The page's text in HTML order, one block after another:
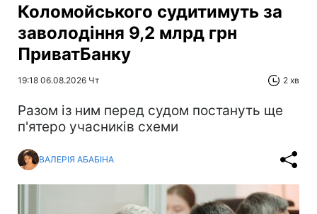
Коломойського судитимуть за
заволодіння 9,2 млрд грн
ПриватБанку
19:18 06.08.2026 Чт 2 хв
Разом із ним перед судом постануть ще
п'ятеро учасників схеми
ВАЛЕРІЯ АБАБІНА